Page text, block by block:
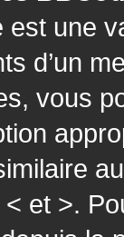
est une
d’un
vous
et >.